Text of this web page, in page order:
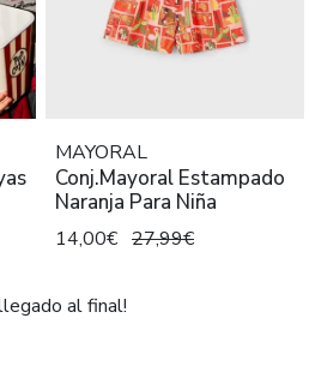
MAYORAL
Conj.Mayoral Estampado
Naranja Para Niña
14,00€ 27,99€
al final!